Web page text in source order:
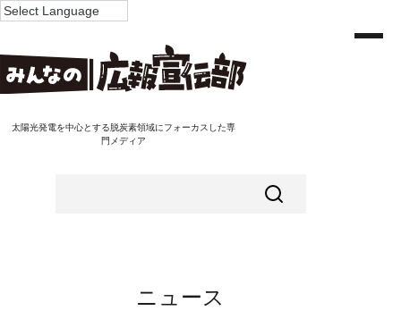
太陽光発電を中心とする脱炭素領域にフォーカスした専
門メディア
ニュース